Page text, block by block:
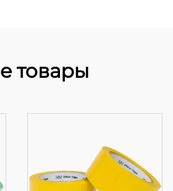
товары